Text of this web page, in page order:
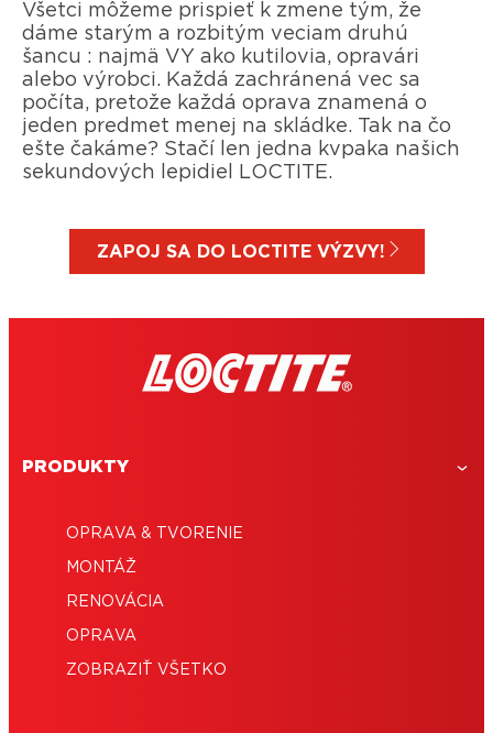
Všetci môžeme prispieť k zmene tým, že
dáme starým a rozbitým veciam druhú
šancu : najmä VY ako kutilovia, opravári
alebo výrobci. Každá zachránená vec sa
počíta, pretože každá oprava znamená o
jeden predmet menej na skládke. Tak na čo
ešte čakáme? Stačí len jedna kvpaka našich
sekundových lepidiel LOCTITE.
ZAPOJ SA DO LOCTITE VÝZVY!
PRODUKTY
OPRAVA & TVORENIE
MONTÁŽ
RENOVÁCIA
OPRAVA
ZOBRAZIŤ VŠETKO